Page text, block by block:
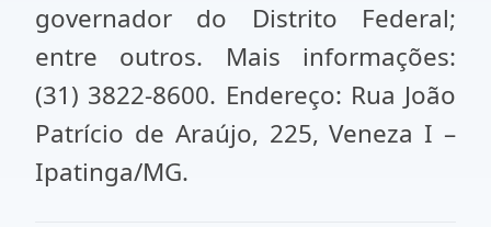
governador do Distrito Federal;
entre outros. Mais informações:
(31) 3822-8600. Endereço: Rua João
Patrício de Araújo, 225, Veneza I –
Ipatinga/MG.